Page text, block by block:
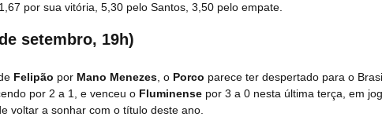
por sua vitória, 5,30 pelo Santos, 3,50 pelo empate.
setembro, 19h)
Felipão por Mano Menezes , o Porco parece ter despertado para o
por 2 a 1, e venceu o Fluminense por 3 a 0 nesta última terça, em
voltar a sonhar com o título deste ano.